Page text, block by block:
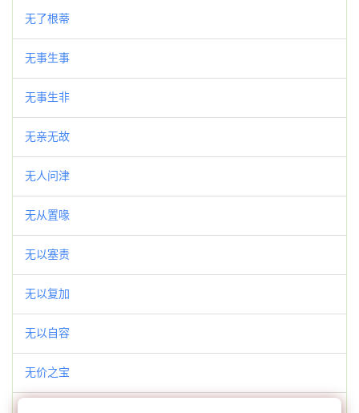
无了根蒂
无事生事
无事生非
无亲无故
无人问津
无从置喙
无以塞责
无以复加
无以自容
无价之宝